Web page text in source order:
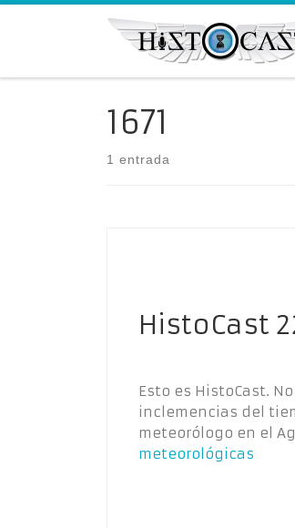
Saltar al contenido
1671
1 entrada
HistoCast
Esto es HistoCast.
inclemencias del
meteorólogo en el
meteorológicas